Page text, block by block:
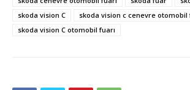
skoda vision C
skoda vision c cenevre otomobil
skoda vision C otomobil fuarı